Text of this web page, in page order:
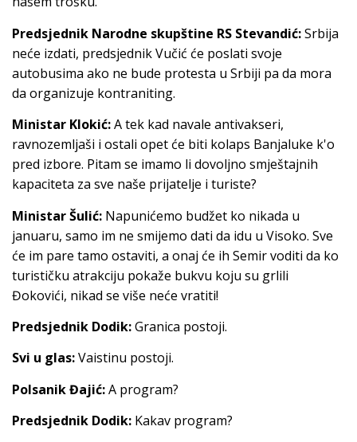
Predsjednik Narodne skupštine RS Stevandić:Srbija
neće izdati, predsjednik Vučić će poslati svoje
autobusima ako ne bude protesta u Srbiji pa da mora
da organizuje kontraniting.
Ministar Klokić:A tek kad navale antivakseri,
ravnozemljaši i ostali opet će biti kolaps Banjaluke k'o
pred izbore. Pitam se imamo li dovoljno smještajnih
kapaciteta za sve naše prijatelje i turiste?
Ministar Šulić: Napunićemo budžet ko nikada u
januaru, samo im ne smijemo dati da idu u Visoko. Sve
će im pare tamo ostaviti, a onaj će ih Semir voditi da ko
turističku atrakciju pokaže bukvu koju su grlili
Đokovići, nikad se više neće vratiti!
Predsjednik Dodik:Granica postoji.
Svi u glas:Vaistinu postoji.
Polsanik Đajić:A program?
Predsjednik Dodik: Kakav program?